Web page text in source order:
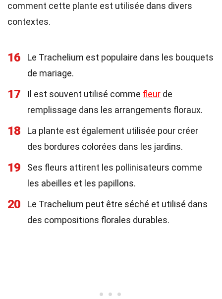
comment cette plante est utilisée dans divers
contextes.
16
Le Trachelium est populaire dans les bouquets
de mariage.
17 Il est souvent utilisé comme fleur de
remplissage dans les arrangements floraux.
18
La plante est également utilisée pour créer
des bordures colorées dans les jardins.
19
Ses fleurs attirent les pollinisateurs comme
les abeilles et les papillons.
20
Le Trachelium peut être séché et utilisé dans
des compositions florales durables.